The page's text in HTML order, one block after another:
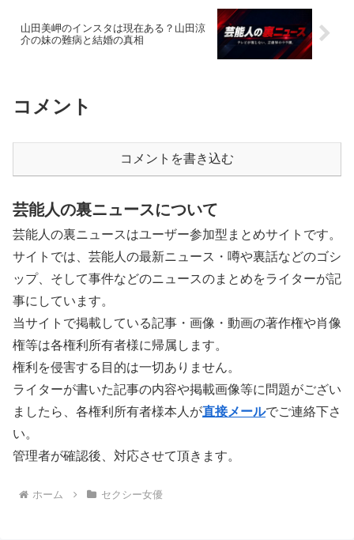
山田美岬のインスタは現在ある？山田涼
介の妹の難病と結婚の真相
コメント
コメントを書き込む
芸能人の裏ニュースについて
芸能人の裏ニュースはユーザー参加型まとめサイトです。
サイトでは、芸能人の最新ニュース・噂や裏話などのゴシ
ップ、そして事件などのニュースのまとめをライターが記
事にしています。
当サイトで掲載している記事・画像・動画の著作権や肖像
権等は各権利所有者様に帰属します。
権利を侵害する目的は一切ありません。
ライターが書いた記事の内容や掲載画像等に問題がござい
ましたら、各権利所有者様本人が直接メールでご連絡下さ
い。
管理者が確認後、対応させて頂きます。
ホーム セクシー女優